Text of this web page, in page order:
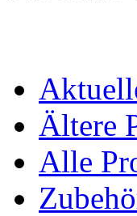
Ältere
Alle